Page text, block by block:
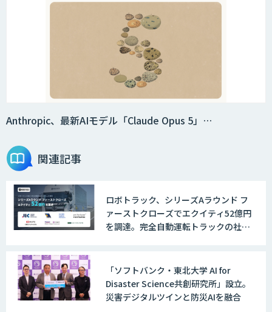
Smart Search
法人向けAIエージェント「OfficeAI社
員」
＜Dify活用＞AIエージェントDRIVE
戦略策定から実装まで一気通貫のAIエー
ジェント開発
Anthropic、最新AIモデル「Claude Opus 5」…
関連記事
ロボトラック、シリーズAラウンド フ
ァーストクローズでエクイティ52億円
を調達。完全自動運転トラックの社会
「ソフトバンク・東北大学 AI for
Disaster Science共創研究所」設立。
災害デジタルツインと防災AIを融合